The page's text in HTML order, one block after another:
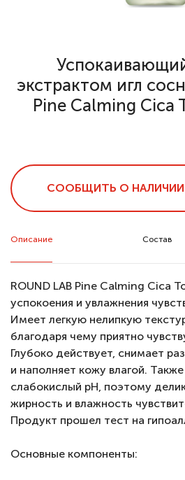
экстрактом игл
Pine Calming Cica
СООБЩИТЬ О НАЛИЧИИ
Описание Состав
ROUND LAB Pine Calming Cica
успокоения и увлажнения
Имеет легкую нелипкую
благодаря чему приятно
Глубоко действует, снимает
и наполняет кожу влагой.
слабокислый pH, поэтому
жирность и влажность
Продукт прошел тест на
Основные компоненты: